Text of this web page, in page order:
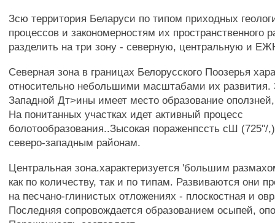
Зсю территория Беларуси по типом приходных
процессов и закономерностям их пространственного
разделить на три зону - северную, центральную и
Северная зона в границах Белорусского Поозерья
относительно небольшими масштабами их развития.
Западной Дт>ины имеет место образование
На понитанных участках идет активный процесс
болотообразования..Зысокая пораженпссть сШ (725"/
северо-западным районам.
Центральная зона.характеризуется 'большим
как по количеству, так и по типам. Развиваются они
на песчано-глинистых отложениях - плоскостная и
Последняя сопровождается образованием осыпей,